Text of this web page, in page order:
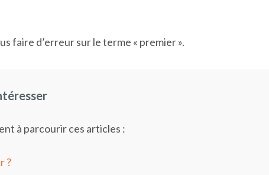
faire d’erreur sur le terme « premier ».
à parcourir ces articles :
?